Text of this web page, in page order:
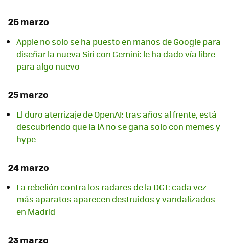
26 marzo
Apple no solo se ha puesto en manos de Google para
diseñar la nueva Siri con Gemini: le ha dado vía libre
para algo nuevo
25 marzo
El duro aterrizaje de OpenAI: tras años al frente, está
descubriendo que la IA no se gana solo con memes y
hype
24 marzo
La rebelión contra los radares de la DGT: cada vez
más aparatos aparecen destruidos y vandalizados
en Madrid
23 marzo